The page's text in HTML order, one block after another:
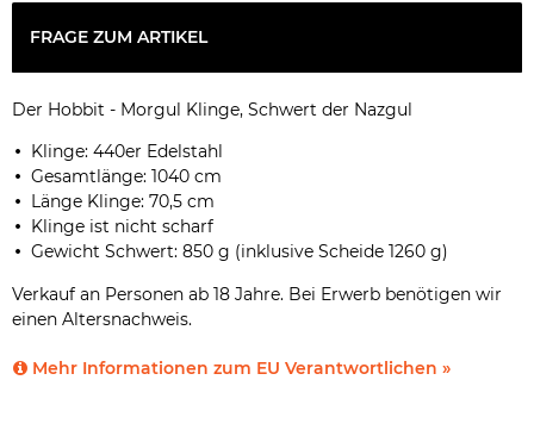
FRAGE ZUM ARTIKEL
Der Hobbit - Morgul Klinge, Schwert der Nazgul
Klinge: 440er Edelstahl
Gesamtlänge: 1040 cm
Länge Klinge: 70,5 cm
Klinge ist nicht scharf
Gewicht Schwert: 850 g (inklusive Scheide 1260 g)
Verkauf an Personen ab 18 Jahre. Bei Erwerb benötigen wir
einen Altersnachweis.
Mehr Informationen zum EU Verantwortlichen »